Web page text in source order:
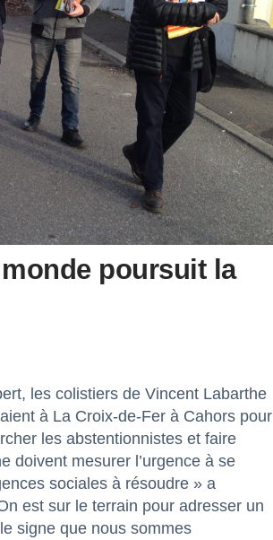
poursuit la
les colistiers de Vincent Labarthe
à La Croix-de-Fer à Cahors pour
les abstentionnistes et faire
doivent mesurer l’urgence à se
sociales à résoudre » a
est sur le terrain pour adresser un
signe que nous sommes